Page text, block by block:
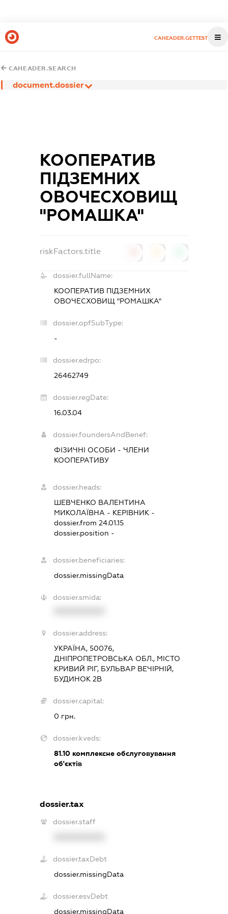
CAHEADER.GETTEST
CAHEADER.SEARCH
document.dossier
КООПЕРАТИВ
ПІДЗЕМНИХ
ОВОЧЕСХОВИЩ
"РОМАШКА"
riskFactors.title
dossier.fullName:
КООПЕРАТИВ ПІДЗЕМНИХ
ОВОЧЕСХОВИЩ "РОМАШКА"
dossier.opfSubType:
-
dossier.edrpo:
26462749
dossier.regDate:
16.03.04
dossier.foundersAndBenef:
ФІЗИЧНІ ОСОБИ - ЧЛЕНИ
КООПЕРАТИВУ
dossier.heads:
ШЕВЧЕНКО ВАЛЕНТИНА
МИКОЛАЇВНА - КЕРІВНИК -
dossier.from 24.01.15
dossier.position -
dossier.beneficiaries:
dossier.missingData
dossier.smida:
dossier.address:
УКРАЇНА, 50076,
ДНІПРОПЕТРОВСЬКА ОБЛ., МІСТО
КРИВИЙ РІГ, БУЛЬВАР ВЕЧІРНІЙ,
БУДИНОК 2В
dossier.capital:
0 грн.
dossier.kveds:
81.10 комплексне обслуговування
об'єктів
dossier.tax
dossier.staff
dossier.taxDebt
dossier.missingData
dossier.esvDebt
dossier.missingData